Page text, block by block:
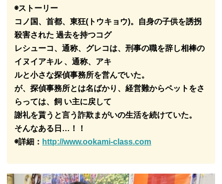
◉ストーリー
コノ国、首都、東狂(トウキョウ)。自身の子供を誘拐
殺害された 過去を持つコグ
レシューコ、通称、グレコは、刑事の職を辞し相棒の
イヌイアキル 、通称、アキ
ルと小さな探偵事務所を営んでいた。
が、探偵事務所とは名ばかり、経営難からペットをさ
らっては、飼 い主に戻して
謝礼を貰うと言う詐欺まがいの生活を続けていた。
そんなある日…！！
◉詳細： http://www.ookami-class.com